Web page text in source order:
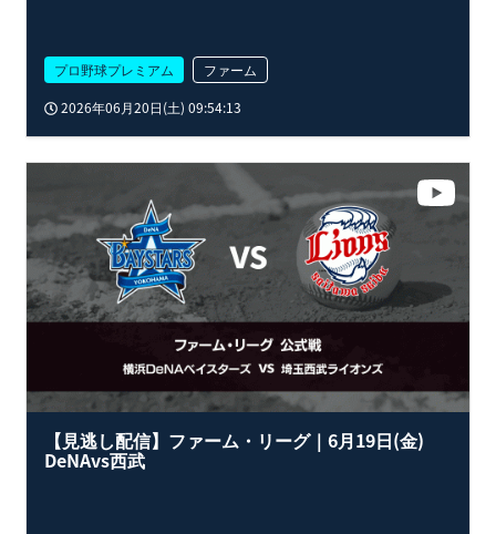
プロ野球プレミアム
ファーム
2026年06月20日(土) 09:54:13
【見逃し配信】ファーム・リーグ｜6月19日(金)
DeNAvs西武